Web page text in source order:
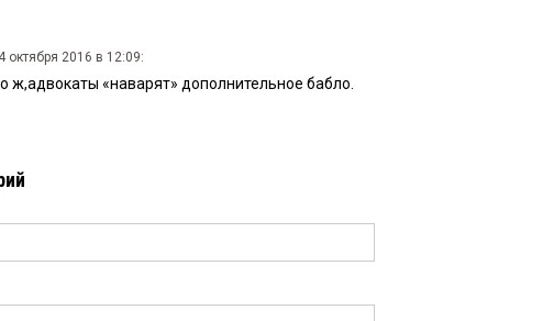
октября 2016 в 12:09:
ж,адвокаты «наварят» дополнительное бабло.